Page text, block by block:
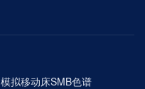
模拟移动床SMB色谱